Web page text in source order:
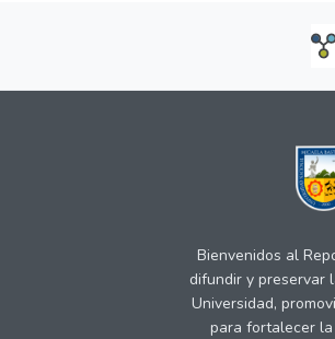
Bienvenidos al
difundir y preservar
Universidad,
para fortalecer